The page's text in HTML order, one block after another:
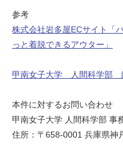
参考
株式会社岩多屋ECサイト「
っと着脱できるアウター」
甲南女子大学 人間科学部
本件に対するお問い合わせ
甲南女子大学 人間科学部 事
住所：〒658-0001 兵庫県神